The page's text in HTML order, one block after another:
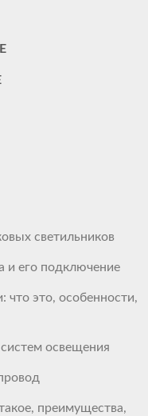
светильников
и его подключение
что это, особенности,
освещения
преимущества,